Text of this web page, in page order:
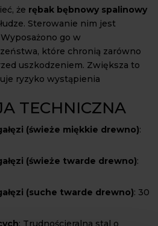
że rębak bębnowy spalinowy
Sterowanie nim jest
go w
które chronią zarówno
uszkodzeniem. Zwiększa to
ryzyko wystąpienia
TECHNICZNA
(świeże miękkie drewno):
(świeże twarde drewno):
(suche twarde drewno): 30
: Trudnościeralna stal o